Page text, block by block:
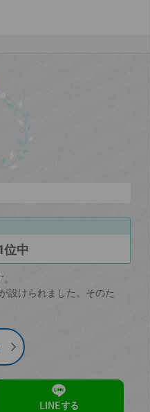
位中
設けられました。そのた
LINEする